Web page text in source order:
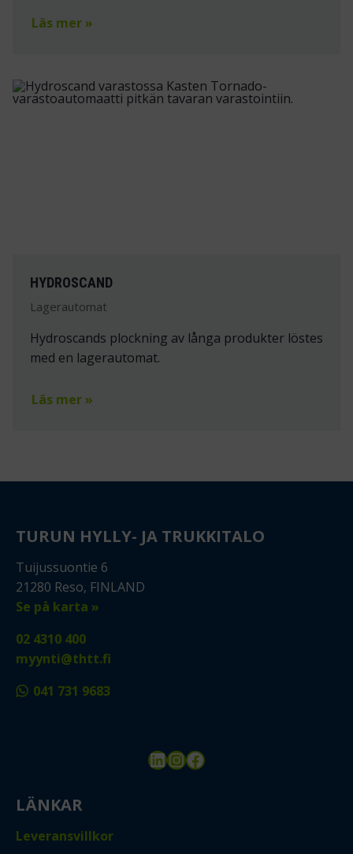
Läs mer »
HYDROSCAND
Lagerautomat
Hydroscands plockning av långa produkter löstes
med en lagerautomat.
Läs mer »
TURUN HYLLY- JA TRUKKITALO
Tuijussuontie 6
21280 Reso, FINLAND
Se på karta »
02 4310 400
myynti@thtt.fi
041 731 9683
LinkedIn
Instagram
Facebook
LÄNKAR
Leveransvillkor